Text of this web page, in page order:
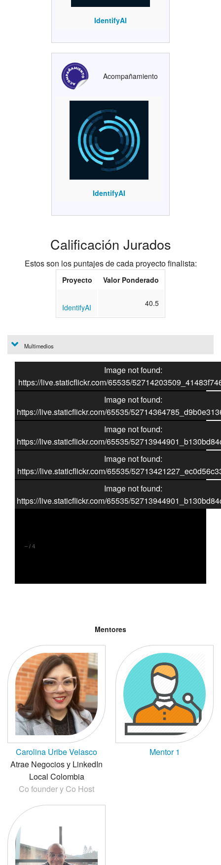
IdentifyAI
Acompañamiento
IdentifyAI
Calificación Jurados
Estos son los puntajes de cada proyecto finalista:
Proyecto Valor Ponderado
IdentifyAI 40.5
Multimedios
– / 4
Image not found:
https://live.staticflickr.com/65535/
Image not found:
https://live.staticflickr.com/65535/
Image not found:
https://live.staticflickr.com/65535/
Image not found:
https://live.staticflickr.com/65535/
Image not found:
https://live.staticflickr.com/65535/
Mentores
Carolina Uribe Velasco
Atrae Negocios y LinkedIn
Local Colombia
Co founder y Co Host
Mentor 1